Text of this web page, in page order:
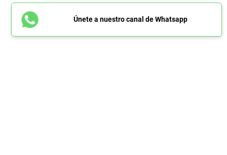
Únete a nuestro canal de Whatsapp